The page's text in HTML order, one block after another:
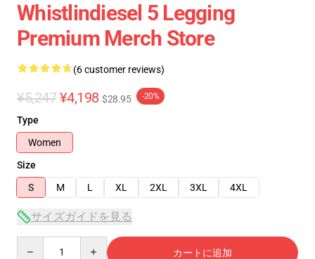
Whistlindiesel 5 Legging
Premium Merch Store
(6 customer reviews)
¥5,247 ¥4,198 $28.95 -20%
Type
Women
Size
S
M L XL 2XL 3XL 4XL
サイズガイドを見る
カートに追加